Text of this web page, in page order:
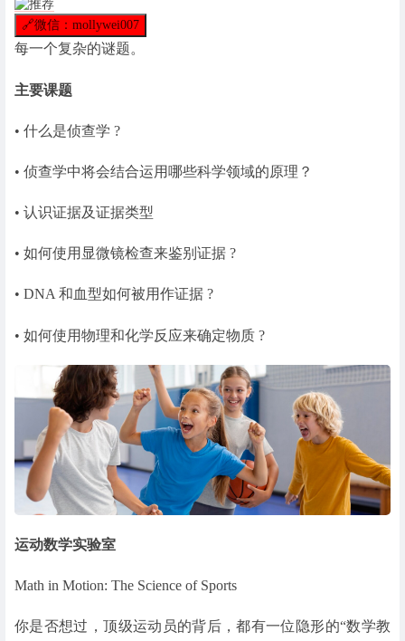
🔗微信：mollywei007
每一个复杂的谜题。
主要课题
• 什么是侦查学 ?
• 侦查学中将会结合运用哪些科学领域的原理？
• 认识证据及证据类型
• 如何使用显微镜检查来鉴别证据 ?
• DNA 和血型如何被用作证据 ?
• 如何使用物理和化学反应来确定物质 ?
运动数学实验室
Math in Motion: The Science of Sports
你是否想过，顶级运动员的背后，都有一位隐形的“数学教